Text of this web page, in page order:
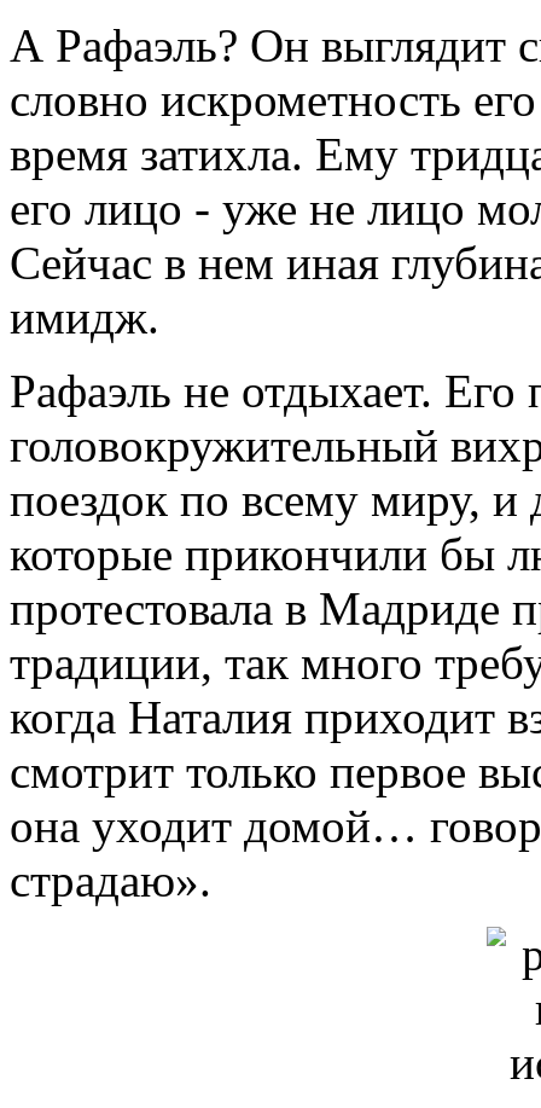
А Рафаэль? Он выглядит
словно искрометность
время затихла. Ему
его лицо - уже не лицо
Сейчас в нем иная
имидж.
Рафаэль не отдыхает.
головокружительный
поездок по всему миру, и
которые прикончили бы
протестовала в Мадриде
традиции, так много
когда Наталия приходит
смотрит только первое
она уходит домой…
страдаю».